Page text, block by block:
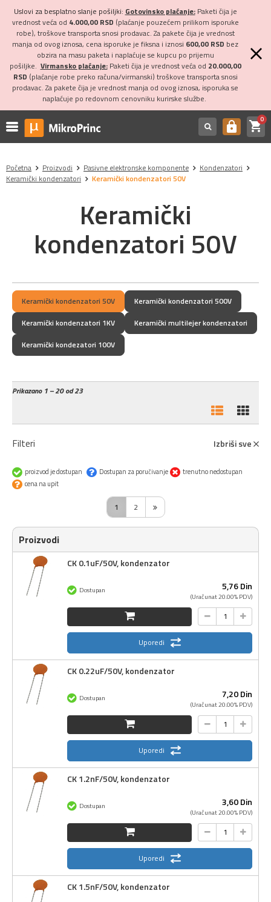
Uslovi za besplatno slanje pošiljki: Gotovinsko plaćanje:Paketi čija je
vrednost veća od 4.000,00 RSD (plaćanje pouzećem prilikom isporuke
robe), troškove transporta snosi prodavac. Za pakete čija je vrednost
manja od ovog iznosa, cena isporuke je fiksna i iznosi 600,00 RSD bez
obzira na masu paketa i naplaćuje se kupcu po prijemu
pošiljke. Virmansko plaćanje:Paketi čija je vrednost veća od 20.000,00
RSD (plaćanje robe preko računa/virmanski) troškove transporta snosi
prodavac. Za pakete čija je vrednost manja od ovog iznosa, isporuka se
naplaćuje po redovnom cenovniku kurirske službe.
https shopping_cart0
Početna Proizvodi Pasivne elektronske komponente
Kondenzatori
Keramički kondenzatori
Keramički kondenzatori 50V
Keramički
kondenzatori 50V
Keramički kondenzatori 50V
Keramički kondenzatori 500V
Keramički kondenzatori 1KV
Keramički multilejer kondenzatori
Keramički kondezatori 100V
Prikazano1 – 20 od 23
Filteri Izbriši sve
proizvod je dostupan Dostupan za poručivanje
trenutno nedostupan
cena na upit
1 2
Proizvodi
CK 0.1uF/50V, kondenzator
5,76Din
(Uračunat 20.00% PDV)
Dostupan
Uporedi
CK 0.22uF/50V, kondenzator
7,20Din
(Uračunat 20.00% PDV)
Dostupan
Uporedi
CK 1.2nF/50V, kondenzator
3,60Din
(Uračunat 20.00% PDV)
Dostupan
Uporedi
CK 1.5nF/50V, kondenzator